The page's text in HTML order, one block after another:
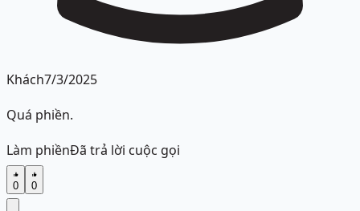
Khách7/3/2025
Quá phiền.
Làm phiềnĐã trả lời cuộc gọi
0 0